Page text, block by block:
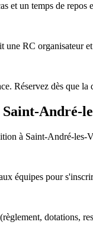
et un temps de repos
RC organisateur
Réservez dès que
André-
à Saint-André-les-
équipes pour
dotations,